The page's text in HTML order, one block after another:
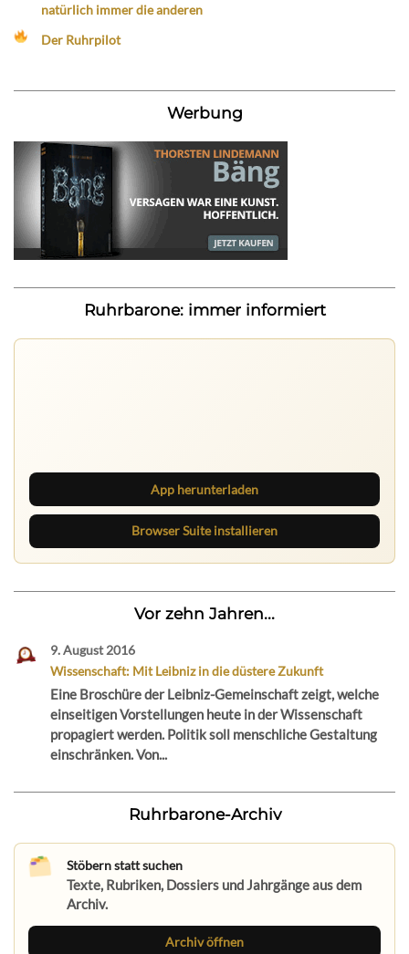
natürlich immer die anderen
Der Ruhrpilot
Werbung
Ruhrbarone: immer informiert
App herunterladen
Browser Suite installieren
Vor zehn Jahren...
9. August 2016
Wissenschaft: Mit Leibniz in die düstere Zukunft
Eine Broschüre der Leibniz-Gemeinschaft zeigt, welche
einseitigen Vorstellungen heute in der Wissenschaft
propagiert werden. Politik soll menschliche Gestaltung
einschränken. Von...
Ruhrbarone-Archiv
Stöbern statt suchen
Texte, Rubriken, Dossiers und Jahrgänge aus dem
Archiv.
Archiv öffnen